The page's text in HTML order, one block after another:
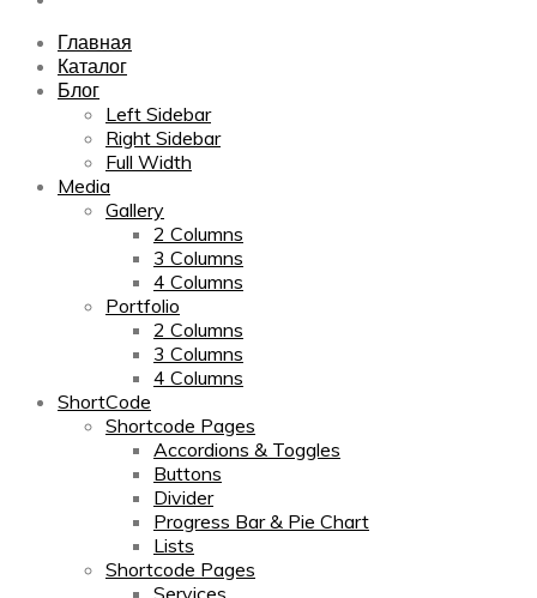
Главная
Каталог
Блог
Left Sidebar
Right Sidebar
Full Width
Media
Gallery
2 Columns
3 Columns
4 Columns
Portfolio
2 Columns
3 Columns
4 Columns
ShortCode
Shortcode Pages
Accordions & Toggles
Buttons
Divider
Progress Bar & Pie Chart
Lists
Shortcode Pages
Services